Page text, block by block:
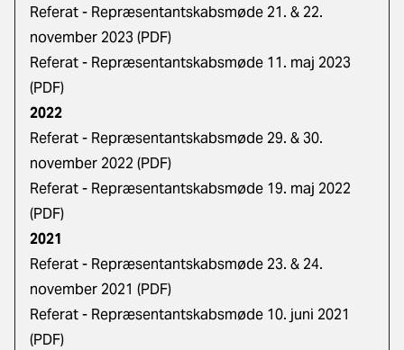
Referat - Repræsentantskabsmøde 21. & 22.
november 2023 (PDF)
Referat - Repræsentantskabsmøde 11. maj 2023
(PDF)
2022
Referat - Repræsentantskabsmøde 29. & 30.
november 2022 (PDF)
Referat - Repræsentantskabsmøde 19. maj 2022
(PDF)
2021
Referat - Repræsentantskabsmøde 23. & 24.
november 2021 (PDF)
Referat - Repræsentantskabsmøde 10. juni 2021
(PDF)